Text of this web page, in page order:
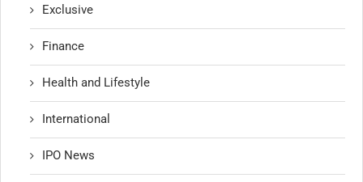
Exclusive
Finance
Health and Lifestyle
International
IPO News